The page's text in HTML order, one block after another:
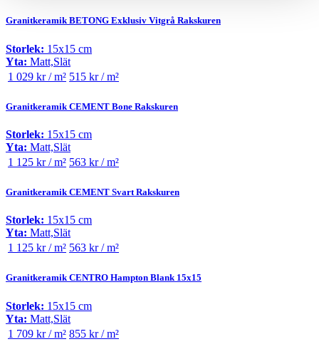
Granitkeramik BETONG Exklusiv Vitgrå Rakskuren
Storlek: 15x15 cm
Yta: Matt,Slät
1 029 kr / m² 515 kr / m²
Granitkeramik CEMENT Bone Rakskuren
Storlek: 15x15 cm
Yta: Matt,Slät
1 125 kr / m² 563 kr / m²
Granitkeramik CEMENT Svart Rakskuren
Storlek: 15x15 cm
Yta: Matt,Slät
1 125 kr / m² 563 kr / m²
Granitkeramik CENTRO Hampton Blank 15x15
Storlek: 15x15 cm
Yta: Matt,Slät
1 709 kr / m² 855 kr / m²